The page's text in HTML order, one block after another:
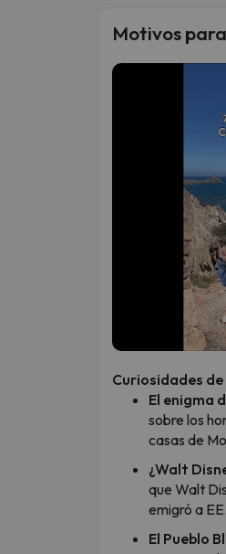
Motivos
Curiosidades
El enigma
sobre los
casas de
¿Walt
que Walt
emigró a
El Pueblo